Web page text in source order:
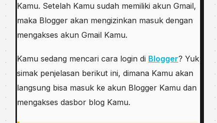
Kamu. Setelah Kamu sudah memiliki akun Gmail,
maka Blogger akan mengizinkan masuk dengan
mengakses akun Gmail Kamu.
Kamu sedang mencari cara login di Blogger? Yuk
simak penjelasan berikut ini, dimana Kamu akan
langsung bisa masuk ke akun Blogger Kamu dan
mengakses dasbor blog Kamu.